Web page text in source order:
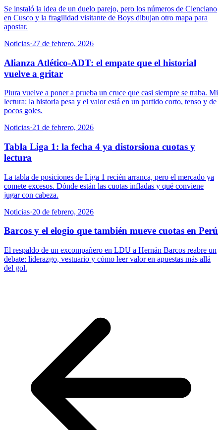
Se instaló la idea de un duelo parejo, pero los números de Cienciano
en Cusco y la fragilidad visitante de Boys dibujan otro mapa para
apostar.
Noticias·27 de febrero, 2026
Alianza Atlético-ADT: el empate que el historial
vuelve a gritar
Piura vuelve a poner a prueba un cruce que casi siempre se traba. Mi
lectura: la historia pesa y el valor está en un partido corto, tenso y de
pocos goles.
Noticias·21 de febrero, 2026
Tabla Liga 1: la fecha 4 ya distorsiona cuotas y
lectura
La tabla de posiciones de Liga 1 recién arranca, pero el mercado ya
comete excesos. Dónde están las cuotas infladas y qué conviene
jugar con cabeza.
Noticias·20 de febrero, 2026
Barcos y el elogio que también mueve cuotas en Perú
El respaldo de un excompañero en LDU a Hernán Barcos reabre un
debate: liderazgo, vestuario y cómo leer valor en apuestas más allá
del gol.